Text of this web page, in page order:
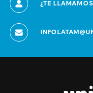
¿TE